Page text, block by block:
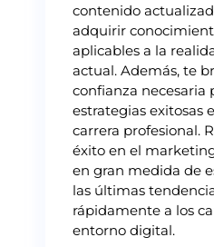
contenido
adquirir
aplicables a la
actual. Además, te
confianza
estrategias exitosas
carrera profesional.
éxito en el
en gran medida de
las últimas
rápidamente a los
entorno digital.